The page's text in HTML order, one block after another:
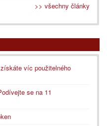
>> všechny články
víc použitelného
se na 11